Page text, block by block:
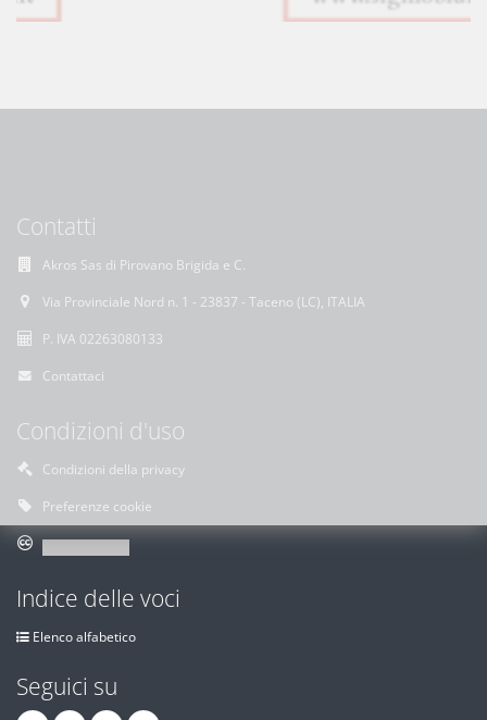
Contatti
Akros Sas di Pirovano Brigida e C.
Via Provinciale Nord n. 1 - 23837 - Taceno (LC), ITALIA
P. IVA 02263080133
Contattaci
Condizioni d'uso
Condizioni della privacy
Preferenze cookie
Indice delle voci
Elenco alfabetico
Seguici su